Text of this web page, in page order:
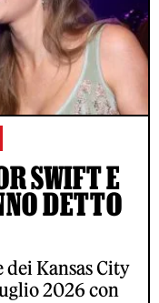
SWIFT E
DETTO
Kansas City
2026 con